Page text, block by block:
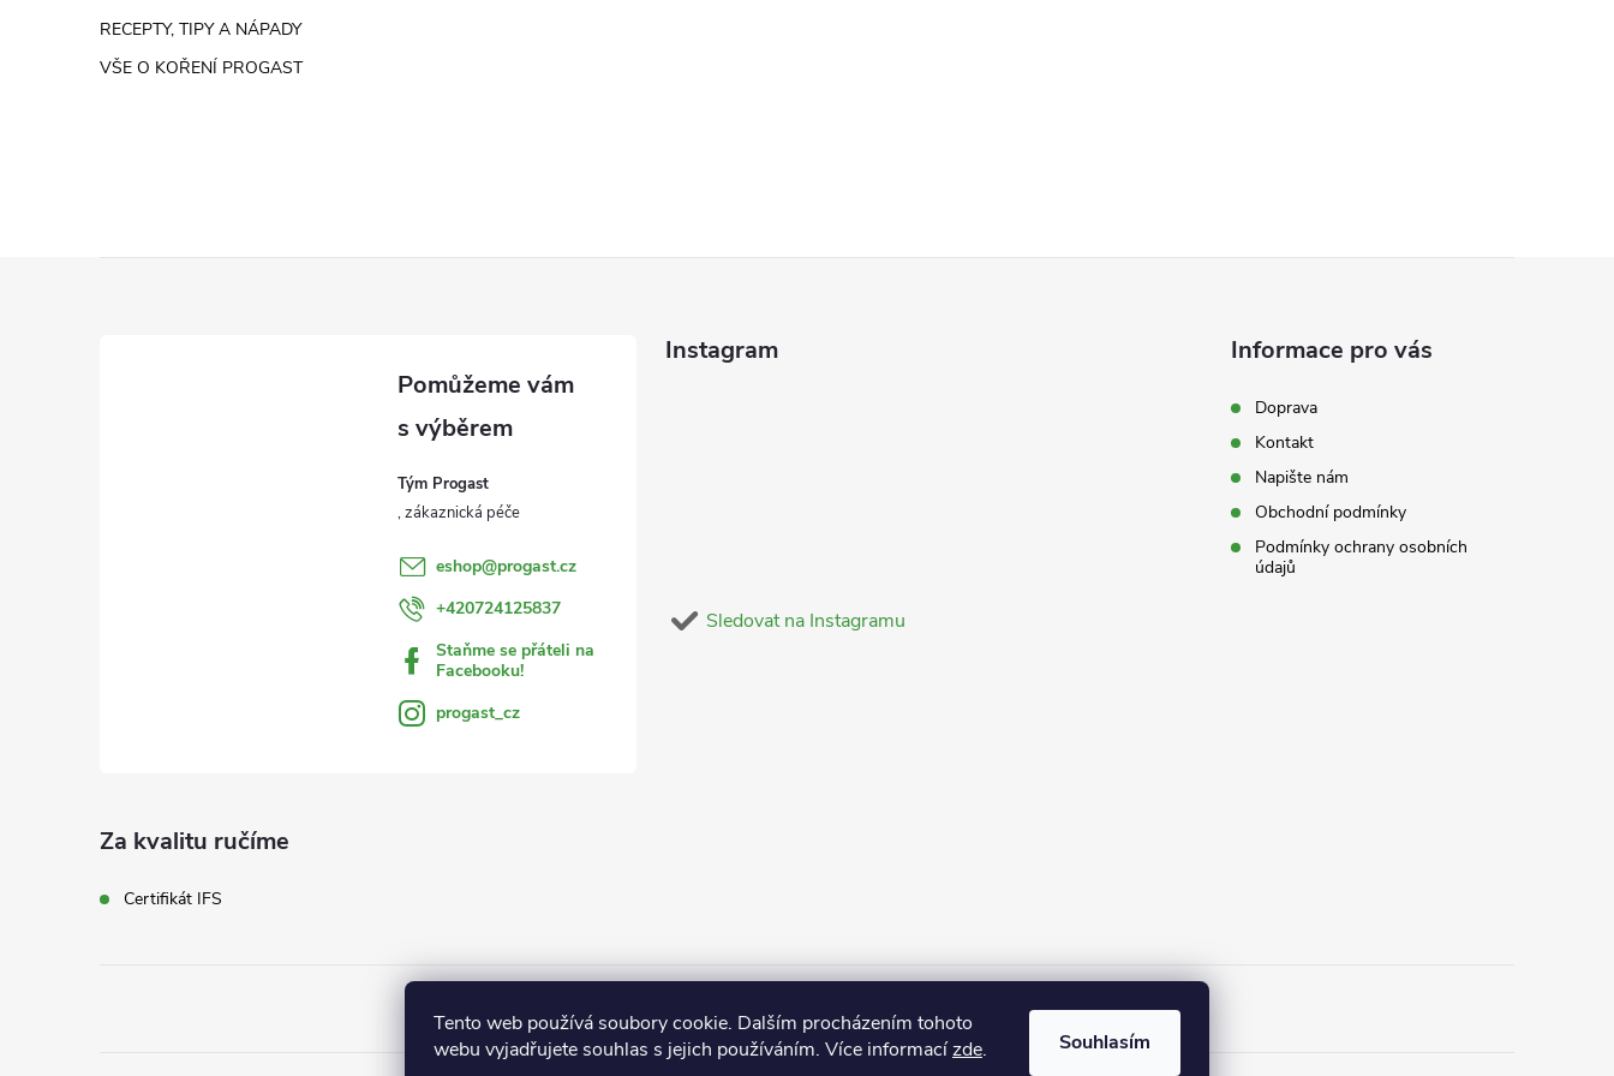
Tento web používá soubory cookie. Dalším procházením tohoto
webu vyjadřujete souhlas s jejich používáním. Více informacízde. Souhlasím
RECEPTY, TIPY A NÁPADY
VŠE O KOŘENÍ PROGAST
Tým Progast
eshop@progast.cz
+420724125837
Staňme se přáteli na
Facebooku!
progast_cz
Instagram
Sledovat na Instagramu
Informace pro vás
Doprava
Kontakt
Napište nám
Obchodní podmínky
Podmínky ochrany osobních
údajů
Za kvalitu ručíme
Certifikát IFS